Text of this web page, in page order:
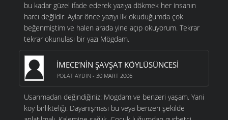
bu kadar güzel ifade ederek yazıya dökmek her insanın
harcı değildir. Aylar önce yazıyı ilk okuduğumda çok
beğenmiştim ve halen arada yine açıp okuyorum. Tekrar
tekrar okunulası bir yazı Mögdam.
İMECE’NİN ŞAVŞAT KÖYLÜSÜNCESİ
POLAT AYDIN - 30 MART 2006
Usanmadan değindiğiniz: Mogdam ve benzeri yaşam. Yani
köy birlikteliği. Dayanışması bu veya benzeri şekilde